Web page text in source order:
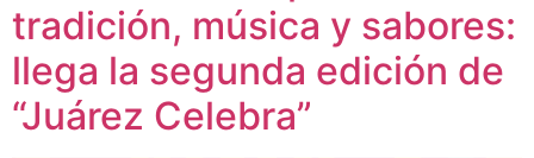
tradición, música y sabores:
llega la segunda edición de
“Juárez Celebra”